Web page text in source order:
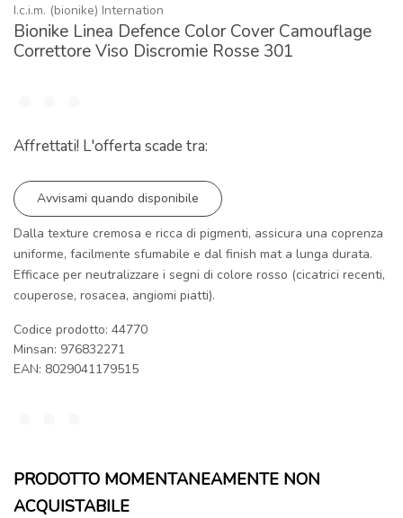
I.c.i.m. (bionike) Internation
Bionike Linea Defence Color Cover Camouflage
Correttore Viso Discromie Rosse 301
Affrettati! L'offerta scade tra:
Avvisami quando disponibile
Dalla texture cremosa e ricca di pigmenti, assicura una coprenza
uniforme, facilmente sfumabile e dal finish mat a lunga durata.
Efficace per neutralizzare i segni di colore rosso (cicatrici recenti,
couperose, rosacea, angiomi piatti).
Codice prodotto: 44770
Minsan: 976832271
EAN: 8029041179515
PRODOTTO MOMENTANEAMENTE NON
ACQUISTABILE